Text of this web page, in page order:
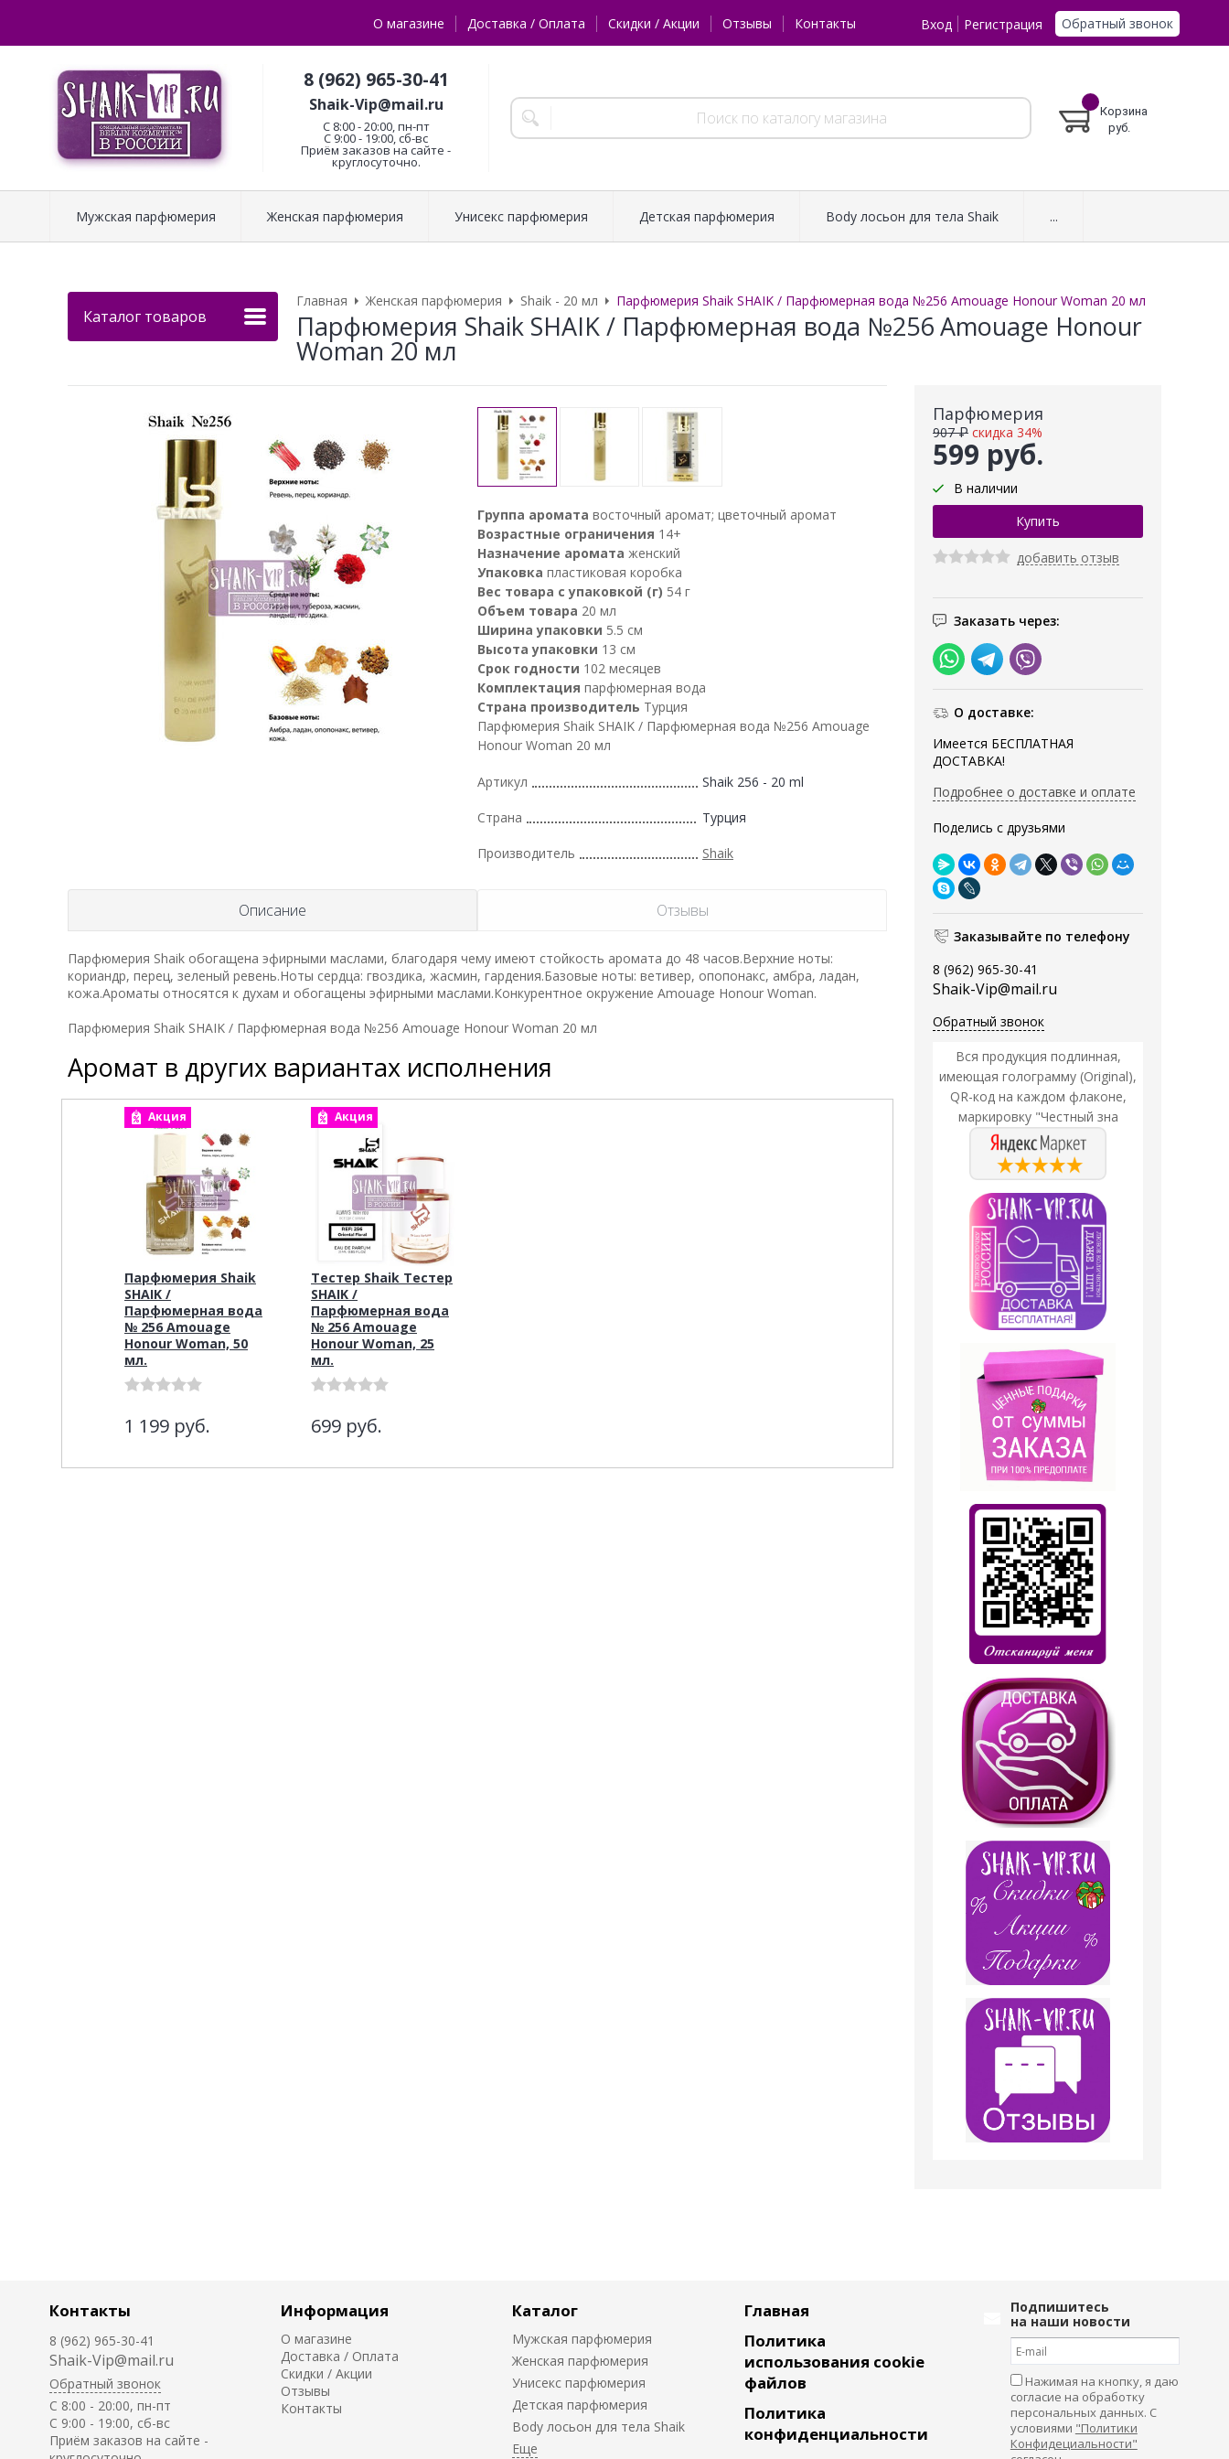
О магазине Доставка / Оплата Скидки / Акции Отзывы Контакты Вход Регистрация Обратный звонок
8 (962) 965-30-41
Shaik-Vip@mail.ru
C 8:00 - 20:00, пн-пт
С 9:00 - 19:00, сб-вс
Приём заказов на сайте -
круглосуточно.
Корзина
руб.
Мужская парфюмерия Женская парфюмерия Унисекс парфюмерия Детская парфюмерия Body лосьон для тела Shaik ...
Каталог товаров
Главная Женская парфюмерия Shaik - 20 мл Парфюмерия Shaik SHAIK / Парфюмерная вода №256 Amouage Honour Woman 20 мл
Парфюмерия Shaik SHAIK / Парфюмерная вода №256 Amouage Honour
Woman 20 мл
Парфюмерия
599 руб.
907 ₽ скидка 34%
В наличии
добавить отзыв
Заказать через:
О доставке:
Имеется БЕСПЛАТНАЯ
ДОСТАВКА!
Подробнее о доставке и оплате
Поделись с друзьями
Заказывайте по телефону
8 (962) 965-30-41
Shaik-Vip@mail.ru
Обратный звонок
Вся продукция подлинная,
имеющая голограмму (Original),
QR-код на каждом флаконе,
маркировку "Честный зна
Группа аромата восточный аромат; цветочный аромат
Возрастные ограничения 14+
Назначение аромата женский
Упаковка пластиковая коробка
Вес товара с упаковкой (г) 54 г
Объем товара 20 мл
Ширина упаковки 5.5 см
Высота упаковки 13 см
Срок годности 102 месяцев
Комплектация парфюмерная вода
Страна производитель Турция
Парфюмерия Shaik SHAIK / Парфюмерная вода №256 Amouage
Honour Woman 20 мл
Артикул Shaik 256 - 20 ml
Страна Турция
Производитель Shaik
Описание Отзывы
Парфюмерия Shaik обогащена эфирными маслами, благодаря чему имеют стойкость аромата до 48 часов.Верхние ноты:
кориандр, перец, зеленый ревень.Ноты сердца: гвоздика, жасмин, гардения.Базовые ноты: ветивер, опопонакс, амбра, ладан,
кожа.Ароматы относятся к духам и обогащены эфирными маслами.Конкурентное окружение Amouage Honour Woman.
Парфюмерия Shaik SHAIK / Парфюмерная вода №256 Amouage Honour Woman 20 мл
Аромат в других вариантах исполнения
Акция
Парфюмерия Shaik
SHAIK /
Парфюмерная вода
№ 256 Amouage
Honour Woman, 50
мл.
1 199 руб.
Акция
Тестер Shaik Тестер
SHAIK /
Парфюмерная вода
№ 256 Amouage
Honour Woman, 25
мл.
699 руб.
Контакты
8 (962) 965-30-41
Shaik-Vip@mail.ru
Обратный звонок
C 8:00 - 20:00, пн-пт
С 9:00 - 19:00, сб-вс
Приём заказов на сайте -
Информация
О магазине
Доставка / Оплата
Скидки / Акции
Отзывы
Контакты
Каталог
Мужская парфюмерия
Женская парфюмерия
Унисекс парфюмерия
Детская парфюмерия
Body лосьон для тела Shaik
Главная
Политика
использования cookie
файлов
Политика
конфиденциальности
Подпишитесь
на наши новости
Нажимая на кнопку, я даю
согласие на обработку
персональных данных. С
условиями "Политики
Конфидециальности"